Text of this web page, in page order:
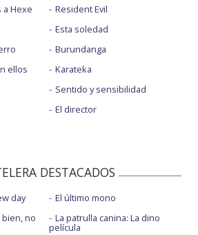
a Hexe
ellos
Resident Evil
Esta soledad
Burundanga
Karateka
Sentido y sensibilidad
El director
DESTACADOS
day
no
El último mono
La patrulla canina: La dino
película